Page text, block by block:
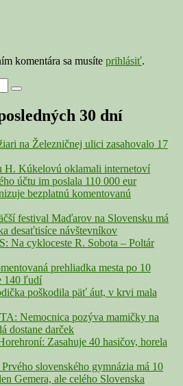
komentára sa musíte prihlásiť.
Search
30 dní
na Železničnej ulici zasahovalo 17
Kúkelovú oklamali internetoví
účtu im poslala 110 000 eur
bezplatnú komentovanú
festival Maďarov na Slovensku má
desaťtisíce návštevníkov
Na cykloceste R. Sobota – Poltár
prehliadka mesta po 10
140 ľudí
poškodila päť áut, v krvi mala
Nemocnica pozýva mamičky na
dostane darček
Zasahuje 40 hasičov, horela
slovenského gymnázia má 10
Gemera, ale celého Slovenska